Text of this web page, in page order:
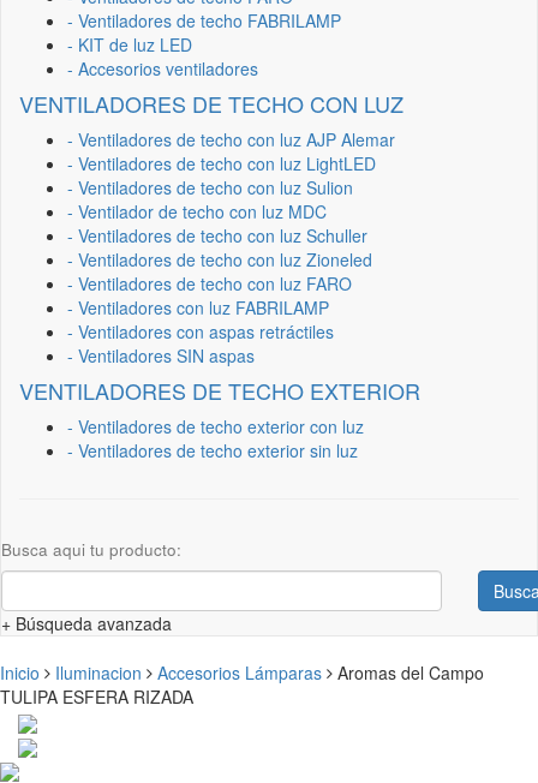
- Ventiladores de techo FABRILAMP
- KIT de luz LED
- Accesorios ventiladores
VENTILADORES DE TECHO CON LUZ
- Ventiladores de techo con luz AJP Alemar
- Ventiladores de techo con luz LightLED
- Ventiladores de techo con luz Sulion
- Ventilador de techo con luz MDC
- Ventiladores de techo con luz Schuller
- Ventiladores de techo con luz Zioneled
- Ventiladores de techo con luz FARO
- Ventiladores con luz FABRILAMP
- Ventiladores con aspas retráctiles
- Ventiladores SIN aspas
VENTILADORES DE TECHO EXTERIOR
- Ventiladores de techo exterior con luz
- Ventiladores de techo exterior sin luz
Busca aqui tu producto:
+ Búsqueda avanzada
Inicio Iluminacion Accesorios Lámparas
Aromas del Campo
TULIPA ESFERA RIZADA